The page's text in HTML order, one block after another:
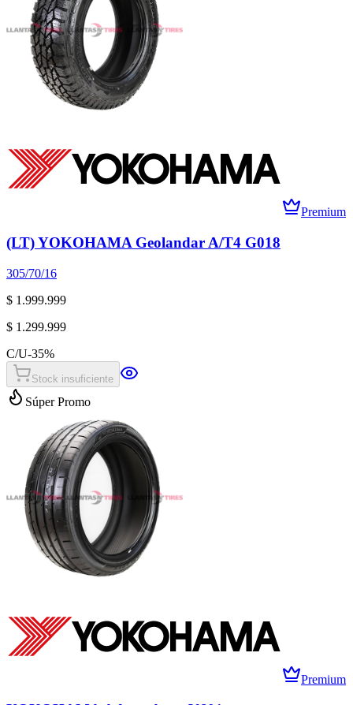
Premium
(LT) YOKOHAMA Geolandar A/T4 G018
305/70/16
$ 1.999.999
$ 1.299.999
C/U-35%
Stock insuficiente
Súper Promo
Premium